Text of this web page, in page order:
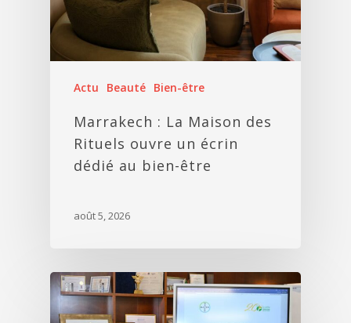
Actu Beauté Bien-être
Marrakech : La Maison des
Rituels ouvre un écrin
dédié au bien-être
août 5, 2026